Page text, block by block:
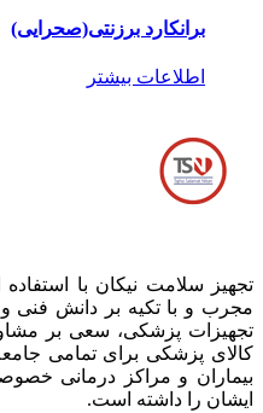
برانکارد برزنتی(صحرایی)
اطلاعات بیشتر
تجهیز سلامت نیکان با
مجرب و با تکیه بر دانش فنی
تجهیزات پزشکی، سعی بر
کالای پزشکی برای تمامی
بیماران و مراکز درمانی
ایشان را داشته است.